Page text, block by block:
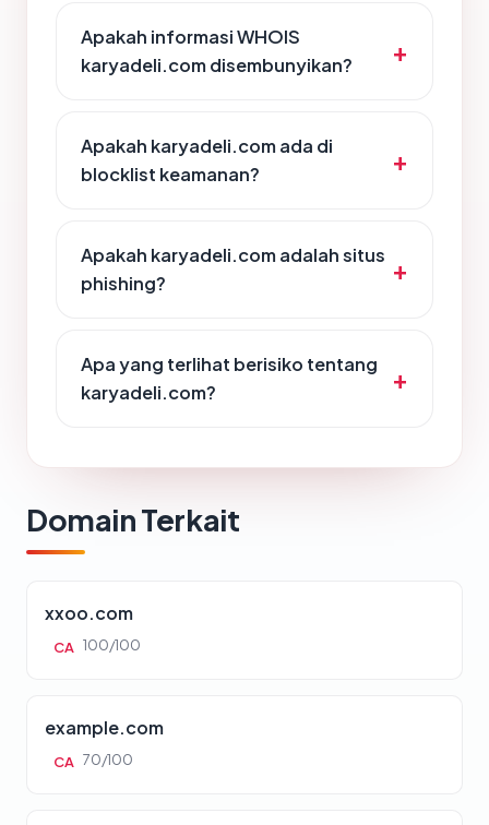
Apakah informasi WHOIS
karyadeli.com disembunyikan?
Apakah karyadeli.com ada di
blocklist keamanan?
Apakah karyadeli.com adalah situs
phishing?
Apa yang terlihat berisiko tentang
karyadeli.com?
Domain Terkait
xxoo.com
CA 100/100
example.com
CA 70/100